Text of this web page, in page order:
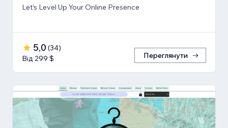
Let’s Level Up Your Online Presence
5,0 (34)
Від 299 $
Переглянути